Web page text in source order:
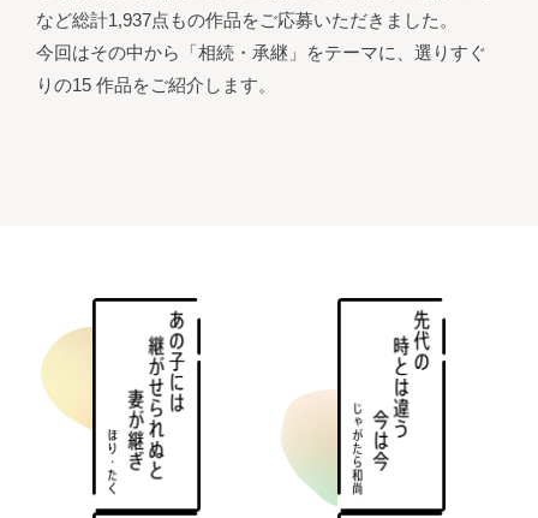
など総計1,937点もの作品をご応募いただきました。
今回はその中から「相続・承継」をテーマに、選りすぐ
りの15 作品をご紹介します。